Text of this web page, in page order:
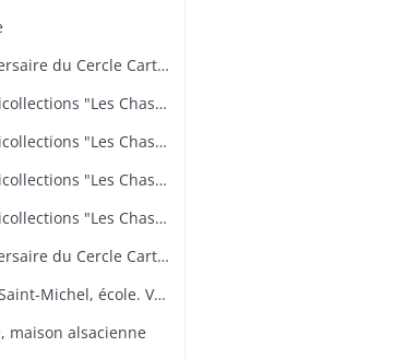
Dessin de GIEFEM pour le 20e anniversaire du Cercle Cartophile de Thann et de la Vallée de la Thur. 25-26 novembre 2006. carte n° 17
Dessin de GiEFEM pour le Club Multicollections "Les Chasseurs d'Images", Mulhouse. Carte n° 19 : "50 ans de carnaval à Mulhouse
Dessin de GiEFEM pour le Club Multicollections "Les Chasseurs d'Images", Mulhouse. Carte n° 20 : "L'univers de Tintin
Dessin de GiEFEM pour le Club Multicollections "Les Chasseurs d'Images", Mulhouse. Carte n° 17 : "Nounours a Cent ans
Dessin de GiEFEM pour le Club Multicollections "Les Chasseurs d'Images". Mulhouse. Carte n° 15
Dessin de GIEFEM pour le 10e anniversaire du Cercle Cartophile de Thann et de la Vallée de la Thur. Novembre 1997
Chaumont-sur-Aire (Meuse), rue de Saint-Michel, école. Vue d'une carte postale pour l'exposition de cartes postales anciennes (11 octobre 2009)
maison alsacienne